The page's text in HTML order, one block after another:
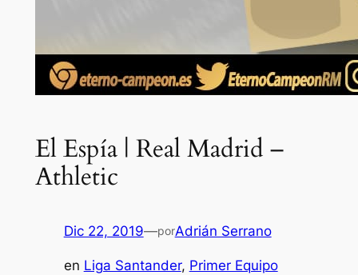
El Espía | Real Madrid –
Athletic
Dic 22, 2019—porAdrián Serrano
en Liga Santander, Primer Equipo